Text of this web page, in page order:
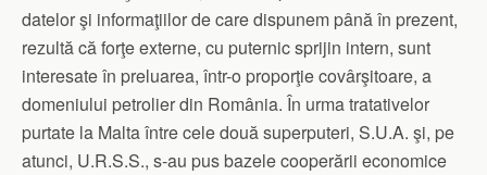
datelor şi informaţiilor de care dispunem până în prezent,
rezultă că forţe externe, cu puternic sprijin intern, sunt
interesate în preluarea, într-o proporţie covârşitoare, a
domeniului petrolier din România. În urma tratativelor
purtate la Malta între cele două superputeri, S.U.A. şi, pe
atunci, U.R.S.S., s-au pus bazele cooperării economice